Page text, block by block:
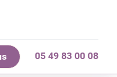
05 49 83 00 08